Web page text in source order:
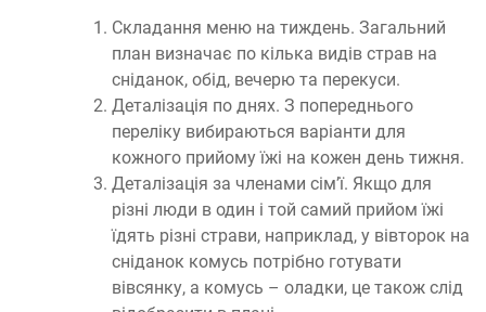
Складання меню на тиждень. Загальний
план визначає по кілька видів страв на
сніданок, обід, вечерю та перекуси.
Деталізація по днях. З попереднього
переліку вибираються варіанти для
кожного прийому їжі на кожен день тижня.
Деталізація за членами сім’ї. Якщо для
різні люди в один і той самий прийом їжі
їдять різні страви, наприклад, у вівторок на
сніданок комусь потрібно готувати
вівсянку, а комусь – оладки, це також слід